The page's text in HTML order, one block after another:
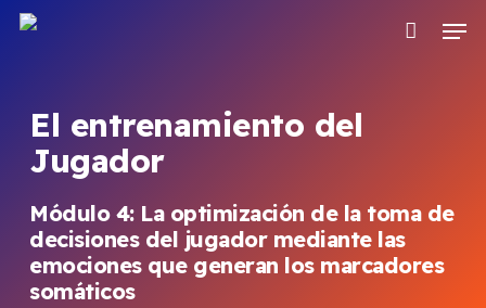
Saltar
El entrenamiento del
Jugador
Módulo 4: La optimización de la toma de
decisiones del jugador mediante las
emociones que generan los marcadores
somáticos